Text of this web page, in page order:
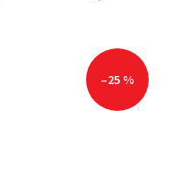
–25 %